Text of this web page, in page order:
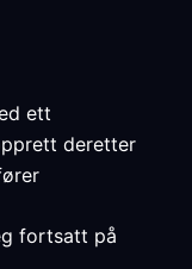
ett
deretter
fortsatt på